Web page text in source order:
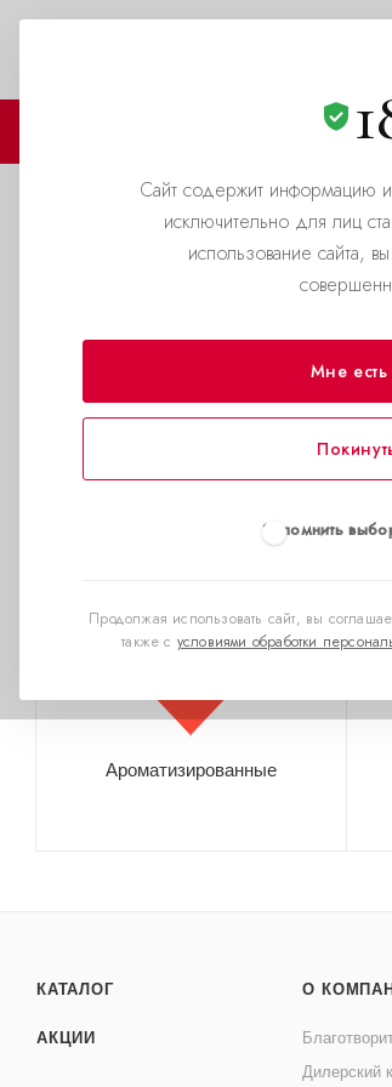
Сайт содержит информацию
исключительно для лиц
использование сайта,
Мне есть
Запомнить
Продолжая использовать сайт, вы
также с условиями обработки
Каталог
Ароматизированные
КАТАЛОГ
АКЦИИ
О
Дилерский